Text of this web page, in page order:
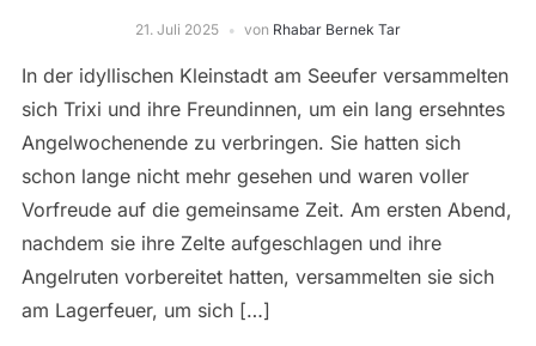
21. Juli 2025 von Rhabar Bernek Tar
In der idyllischen Kleinstadt am Seeufer versammelten
sich Trixi und ihre Freundinnen, um ein lang ersehntes
Angelwochenende zu verbringen. Sie hatten sich
schon lange nicht mehr gesehen und waren voller
Vorfreude auf die gemeinsame Zeit. Am ersten Abend,
nachdem sie ihre Zelte aufgeschlagen und ihre
Angelruten vorbereitet hatten, versammelten sie sich
am Lagerfeuer, um sich […]